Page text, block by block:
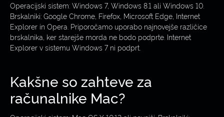
Operacijski sistem: Windows 7, Windows 8.1 ali Windows 10.
Brskalniki: Google Chrome, Firefox, Microsoft Edge, Internet
Explorer in Opera. Priporočamo uporabo najnovejše različice
brskalnika, ker starejše morda ne bodo podprte. Internet
Explorer v sistemu Windows 7 ni podprt.
Kakšne so zahteve za
računalnike Mac?